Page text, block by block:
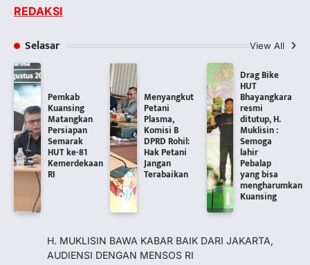
REDAKSI
Selasar View All
Pemkab
Kuansing
Matangkan
Persiapan
Semarak
HUT ke-81
Kemerdekaan
RI
Menyangkut
Petani
Plasma,
Komisi B
DPRD Rohil:
Hak Petani
Jangan
Terabaikan
Drag Bike
HUT
Bhayangkara
resmi
ditutup, H.
Muklisin :
Semoga
lahir
Pebalap
yang bisa
mengharumkan
Kuansing
H. MUKLISIN BAWA KABAR BAIK DARI JAKARTA,
‎AUDIENSI DENGAN MENSOS RI